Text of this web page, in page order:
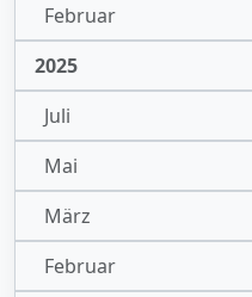
Februar
2025
Juli
Mai
März
Februar